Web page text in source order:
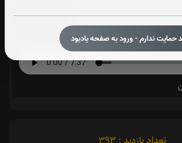
حمایت ندارم - ورود به صفحه یادبود
قرائت زیارت اربعین را تقبل میکنم
صوت زیارت اربعین - فرهمند